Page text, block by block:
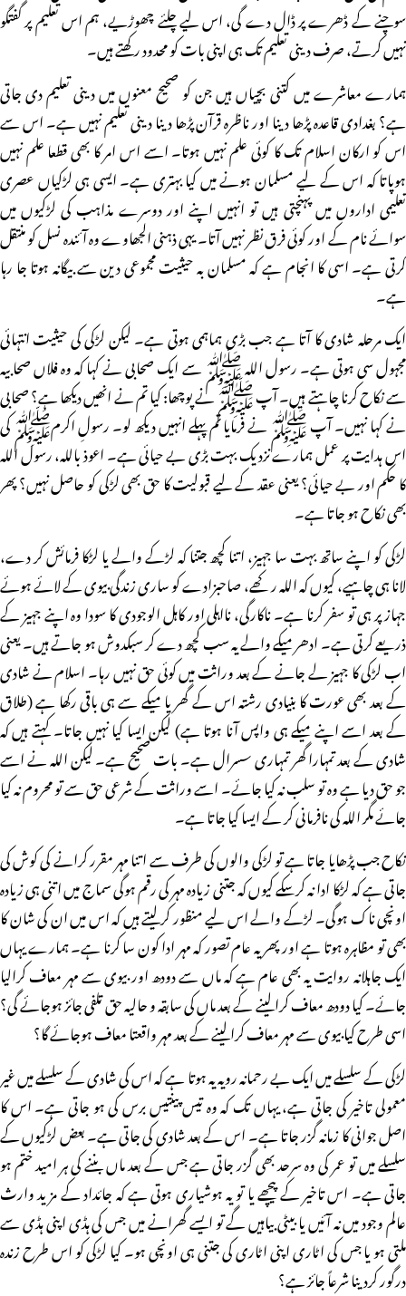
سوچنے کے ڈھرے پر ڈال دے گی، اس لیے چلئے چھوڑیے، ہم اس تعلیم پر گفتگو
نہیں کرتے، صرف دینی تعلیم تک ہی اپنی بات کو محدود رکھتے ہیں۔
ہمارے معاشرے میں کتنی بچیاں ہیں جن کو صحیح معنوں میں دینی تعلیم دی جاتی
ہے؟ بغدادی قاعدہ پڑھا دینا اور ناظرہ قرآن پڑھا دینا دینی تعلیم نہیں ہے۔ اس سے
اس کو ارکان اسلام تک کا کوئی علم نہیں ہوتا۔ اسے اس امر کا بھی قطعا علم نہیں
ہوپاتا کہ اس کے لیے مسلمان ہونے میں کیا بہتری ہے۔ ایسی ہی لڑکیاں عصری
تعلیمی اداروں میں پہنچتی ہیں تو انہیں اپنے اور دوسرے مذاہب کی لڑکیوں میں
سوائے نام کے اور کوئی فرق نظر نہیں آتا۔ یہی ذہنی الجھاوے وہ آئندہ نسل کو منتقل
کرتی ہے۔ اسی کا انجام ہے کہ مسلمان بہ حیثیت مجموعی دین سے بیگانہ ہوتا جا رہا
ہے۔
ایک مرحلہ شادی کا آتا ہے جب بڑی ہماہمی ہوتی ہے۔ لیکن لڑکی کی حیثیت انتہائی
مجہول سی ہوتی ہے۔ رسول اللہ ﷺ سے ایک صحابی نے کہا کہ وہ فلاں صحابیہ
سے نکاح کرنا چاہتے ہیں۔ آپ ﷺ نے پوچھا: کیا تم نے انھیں دیکھا ہے؟ صحابی
نے کہا نہیں۔ آپ ﷺ نے فرمایا تم پہلے انہیں دیکھ لو۔ رسولِ اکرمﷺ کی
اس ہدایت پر عمل ہمارے نزدیک بہت بڑی بے حیائی ہے۔ اعوذ باللہ، رسول اللہ
کا حکم اور بے حیائی؟ یعنی عقد کے لیے قبولیت کا حق بھی لڑکی کو حاصل نہیں؟ پھر
بھی نکاح ہو جاتا ہے۔
لڑکی کو اپنے ساتھ بہت سا جہیز، اتنا کچھ جتنا کہ لڑکے والے یا لڑکا فرمائش کر دے،
لانا ہی چاہیے، کیوں کہ اللہ رکھے، صاحبزادے کو ساری زندگی بیوی کے لائے ہوئے
جہاز پر ہی تو سفر کرنا ہے۔ ناکارگی، نااہلی اور کاہل الوجودی کا سودا وہ اپنے جہیز کے
ذریعے کرتی ہے۔ ادھر میکے والے یہ سب کچھ دے کر سبکدوش ہو جاتے ہیں۔ یعنی
اب لڑکی کا جہیز لے جانے کے بعد وراثت میں کوئی حق نہیں رہا۔ اسلام نے شادی
کے بعد بھی عورت کا بنیادی رشتہ اس کے گھر یا میکے سے ہی باقی رکھا ہے (طلاق
کے بعد اسے اپنے میکے ہی واپس آنا ہوتا ہے) لیکن ایسا کیا نہیں جاتا۔ کہتے ہیں کہ
شادی کے بعد تمہارا گھر تمہاری سسرال ہے۔ بات صحیح ہے۔ لیکن اللہ نے اسے
جو حق دیا ہے وہ تو سلب نہ کیا جائے۔ اسے وراثت کے شرعی حق سے تو محروم نہ کیا
جائے مگر اللہ کی نافرمانی کر کے ایسا کیا جاتا ہے۔
نکاح جب پڑھایا جاتا ہے تو لڑکی والوں کی طرف سے اتنا مہر مقرر کرانے کی کوش کی
جاتی ہے کہ لڑکا ادا نہ کرسکے کیوں کہ جتنی زیادہ مہر کی رقم ہوگی سماج میں اتنی ہی زیادہ
اونچی ناک ہوگی۔ لڑکے والے اس لیے منظور کرلیتے ہیں کہ اس میں ان کی شان کا
بھی تو مظاہرہ ہوتا ہے اور پھر یہ عام تصور کہ مہر ادا کون سا کرنا ہے۔ ہمارے یہاں
ایک جاہلانہ روایت یہ بھی عام ہے کہ ماں سے دودھ اور بیوی سے مہر معاف کرالیا
جائے۔ کیا دودھ معاف کرالینے کے بعد ماں کی سابقہ و حالیہ حق تلفی جائز ہوجائے گی؟
اسی طرح کیا بیوی سے مہر معاف کرالینے کے بعد مہر واقعتا معاف ہوجائے گا؟
لڑکی کے سلسلے میں ایک بے رحمانہ رویہ یہ ہوتا ہے کہ اس کی شادی کے سلسلے میں غیر
معمولی تاخیر کی جاتی ہے، یہاں تک کہ وہ تیس پینتیس برس کی ہو جاتی ہے۔ اس کا
اصل جوانی کا زمانہ گزر جاتا ہے۔ اس کے بعد شادی کی جاتی ہے۔ بعض لڑکیوں کے
سلسلے میں تو عمر کی وہ سرحد بھی گزر جاتی ہے جس کے بعد ماں بننے کی ہر امید ختم ہو
جاتی ہے۔ اس تاخیر کے پیچھے یا تو یہ ہوشیاری ہوتی ہے کہ جائداد کے مزید وارث
عالم وجود میں نہ آئیں یا بیٹی بیاہیں گے تو ایسے گھرانے میں جس کی ہڈی اپنی ہڈی سے
ملتی ہو یا جس کی اٹاری اپنی اٹاری کی جتنی ہی اونچی ہو۔ کیا لڑکی کو اس طرح زندہ
درگور کردینا شرعاً جائز ہے؟